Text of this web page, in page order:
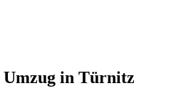
Umzug in Türnitz